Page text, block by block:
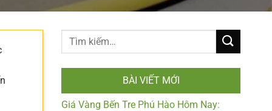
BÀI VIẾT MỚI
Giá Vàng Bến Tre Phú Hào Hôm Nay: